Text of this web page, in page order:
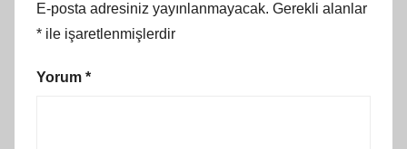
E-posta adresiniz yayınlanmayacak. Gerekli alanlar
* ile işaretlenmişlerdir
Yorum *